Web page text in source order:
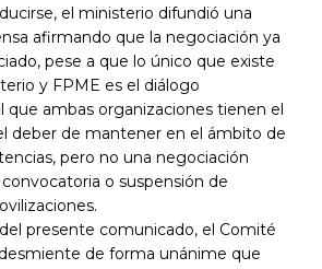
el ministerio difundió una
afirmando que la negociación ya
pese a que lo único que existe
y FPME es el diálogo
que ambas organizaciones tienen el
deber de mantener en el ámbito de
pero no una negociación
o suspensión de
presente comunicado, el Comité
de forma unánime que